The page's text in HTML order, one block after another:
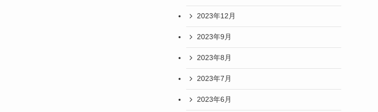
2023年12月
2023年9月
2023年8月
2023年7月
2023年6月